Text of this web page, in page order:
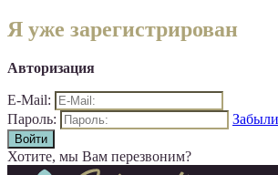
Я уже зарегистрирован
Авторизация
E-Mail:
Пароль:
Хотите, мы Вам перезвоним?